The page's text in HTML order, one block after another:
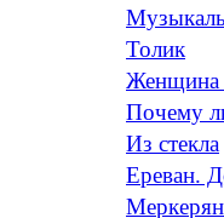
Толик
Женщина
Почему
Из стекла
Ереван.